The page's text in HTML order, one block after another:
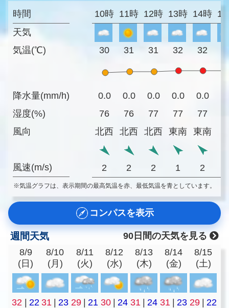
時間
天気
気温(℃)
降水量(mm/h)
湿度(%)
風向
風速(m/s)
10時 11時 12時 13時 14時
30 31 31 32 32
0.0 0.0 0.0 0.0 0.0
76
76 77 77 77
北西
北西 北西 東南 東南
2 2 2 1 2
※気温グラフは、表示期間の最高気温を赤、最低気温を青としています。
コンパスを表示
週間天気
90日間の天気を見る
8/9
(日)
8/10
(月)
8/11
(火)
8/12
(水)
8/13
(木)
8/14
(金)
8/15
(土)
32 | 22 31 | 23 29 | 21 30 | 24 31 | 24 31 | 23 29 | 22